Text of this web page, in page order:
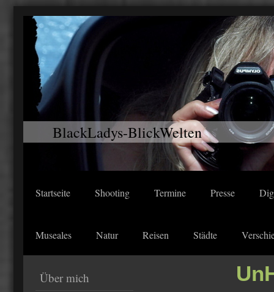
BlackLadys-BlickWelten
Startseite Shooting Termine Presse
Museales Natur Reisen Städte
Über mich